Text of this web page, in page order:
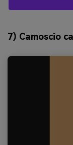
7) Camoscio